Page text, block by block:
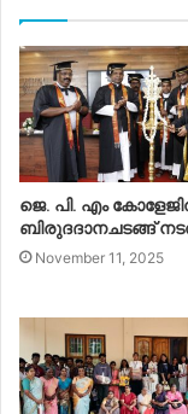
ജെ. പി. എം
ബിരുദദാനചടങ്ങ്
November 11, 2025